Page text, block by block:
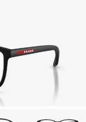
Pedro
Marta
Luís